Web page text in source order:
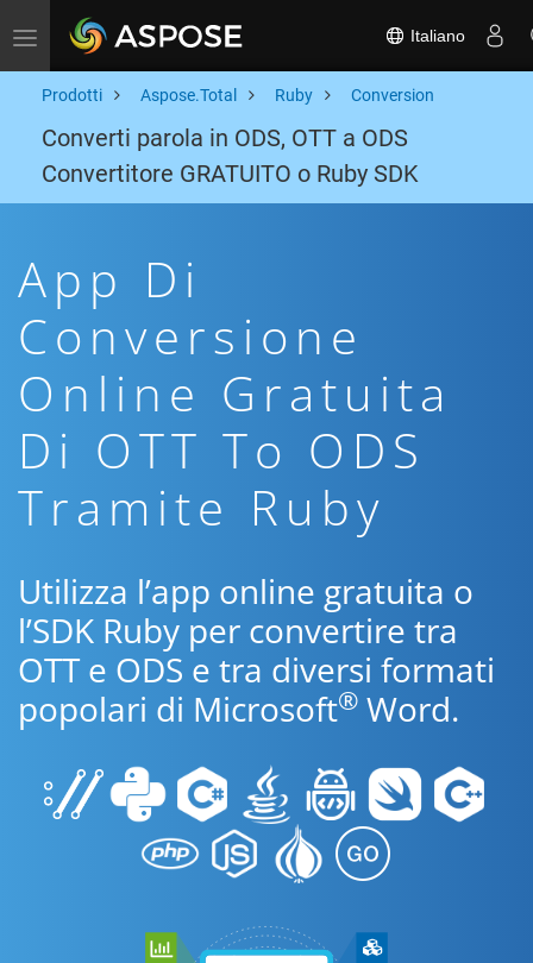
Toggle navigation Italiano
Prodotti Aspose.Total Ruby Conversion
Converti parola in ODS, OTT a ODS
Convertitore GRATUITO o Ruby SDK
App Di
Conversione
Online Gratuita
Di OTT To ODS
Tramite Ruby
Utilizza l’app online gratuita o
l’SDK Ruby per convertire tra
OTT e ODS e tra diversi formati
popolari di Microsoft® Word.